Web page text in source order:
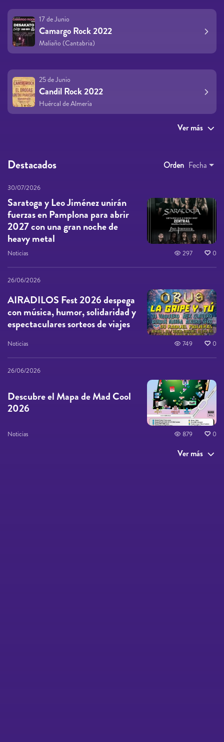
17 de Junio
Camargo Rock 2022
Maliaño (Cantabria)
25 de Junio
Candil Rock 2022
Huércal de Almería
Ver más
Destacados Orden Fecha
30/07/2026
Saratoga y Leo Jiménez unirán
fuerzas en Pamplona para abrir
2027 con una gran noche de
heavy metal
Noticias 297 0
26/06/2026
AIRADILOS Fest 2026 despega
con música, humor, solidaridad y
espectaculares sorteos de viajes
Noticias 749 0
26/06/2026
Descubre el Mapa de Mad Cool
2026
Noticias 879 0
Ver más